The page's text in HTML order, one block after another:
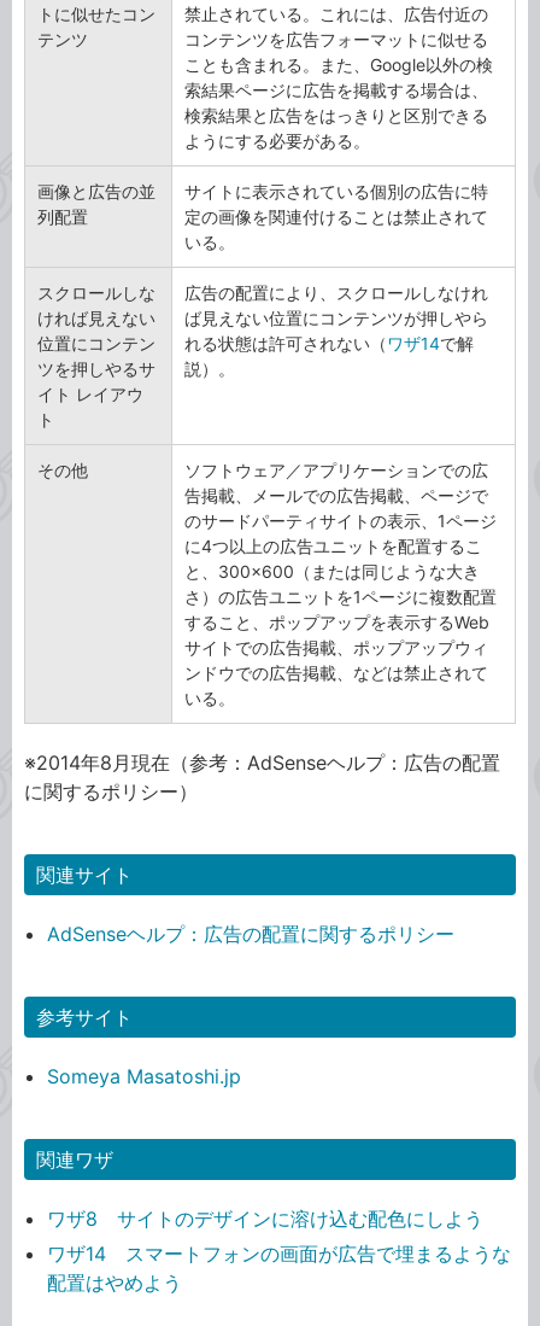
トに似せたコン
テンツ
禁止されている。これには、広告付近の
コンテンツを広告フォーマットに似せる
ことも含まれる。また、Google以外の検
索結果ページに広告を掲載する場合は、
検索結果と広告をはっきりと区別できる
ようにする必要がある。
画像と広告の並
列配置
サイトに表示されている個別の広告に特
定の画像を関連付けることは禁止されて
いる。
スクロールしな
ければ見えない
位置にコンテン
ツを押しやるサ
イト レイアウ
ト
広告の配置により、スクロールしなけれ
ば見えない位置にコンテンツが押しやら
れる状態は許可されない（ワザ14で解
説）。
その他
ソフトウェア／アプリケーションでの広
告掲載、メールでの広告掲載、ページで
のサードパーティサイトの表示、1ページ
に4つ以上の広告ユニットを配置するこ
と、300×600（または同じような大き
さ）の広告ユニットを1ページに複数配置
すること、ポップアップを表示するWeb
サイトでの広告掲載、ポップアップウィ
ンドウでの広告掲載、などは禁止されて
いる。
※2014年8月現在（参考：AdSenseヘルプ：広告の配置
に関するポリシー）
関連サイト
AdSenseヘルプ：広告の配置に関するポリシー
参考サイト
Someya Masatoshi.jp
関連ワザ
ワザ8 サイトのデザインに溶け込む配色にしよう
ワザ14 スマートフォンの画面が広告で埋まるような
配置はやめよう